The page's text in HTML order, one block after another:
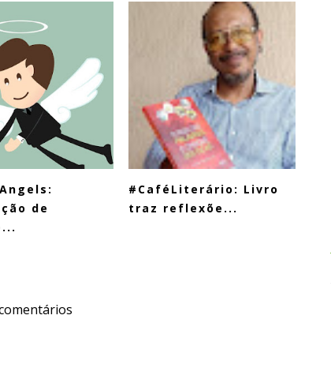
de
#CaféLiterário: Livro
traz reflexõe...